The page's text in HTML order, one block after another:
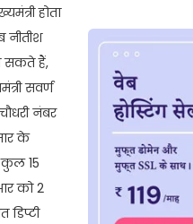
होता
नीतीश
सकते हैं,
सवर्ण
नंबर
के
कुल 15
को 2